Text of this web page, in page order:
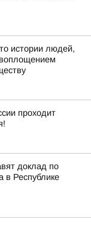
истории людей,
проходит
доклад по
в Республике